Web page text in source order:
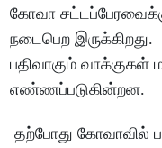
கோவா
நடைபெற
பதிவாகும் வாக்குகள்
எண்ணப்படுகின்றன.
தற்போது கோவாவில்